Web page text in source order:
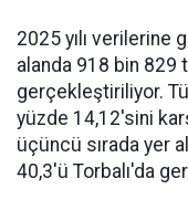
2025 yılı verilerine
alanda 918 bin 829
gerçekleştiriliyor.
yüzde 14,12'sini
üçüncü sırada yer
40,3'ü Torbalı'da